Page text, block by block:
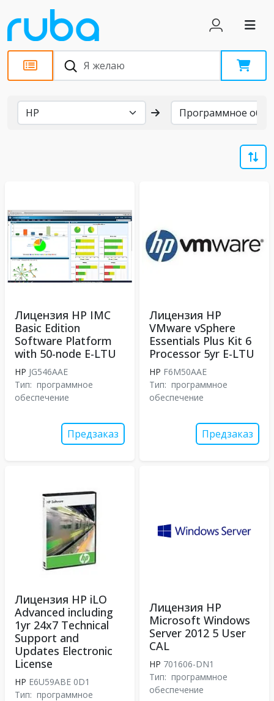
Бренды
Лицензия HP IMC
Basic Edition
Software Platform
with 50-node E-LTU
HP JG546AAE
Тип: программное
обеспечение
Предзаказ
Лицензия HP
VMware vSphere
Essentials Plus Kit 6
Processor 5yr E-LTU
HP F6M50AAE
Тип: программное
обеспечение
Предзаказ
Лицензия HP iLO
Advanced including
1yr 24x7 Technical
Support and
Updates Electronic
License
HP E6U59ABE 0D1
Тип: программное
Лицензия HP
Microsoft Windows
Server 2012 5 User
CAL
HP 701606-DN1
Тип: программное
обеспечение